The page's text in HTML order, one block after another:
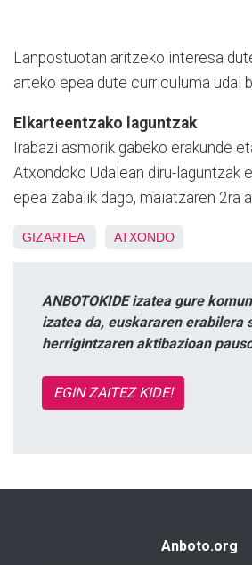
Lanpostuotan aritzeko interesa
arteko epea dute curriculuma udal
Elkarteentzako laguntzak
Irabazi asmorik gabeko erakunde
Atxondoko Udalean diru-laguntzak
epea zabalik dago, maiatzaren 2ra
GIZARTEA ATXONDO
ANBOTOKIDE izatea gure
izatea da, euskararen erabilera
herrigintzaren aktibazioan
EGIN ZAITEZ KIDE!
Anboto.org